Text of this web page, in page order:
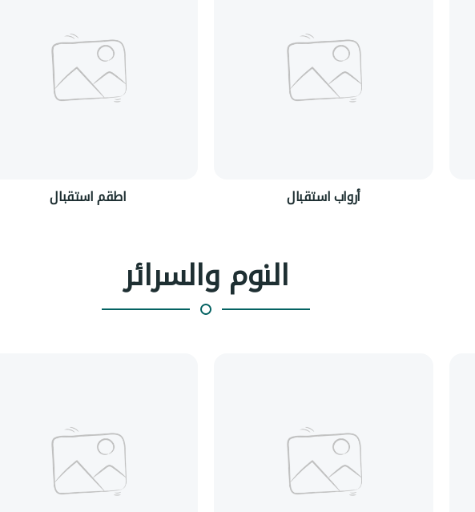
أرواب استقبال اطقم استقبال
النوم والسرائر